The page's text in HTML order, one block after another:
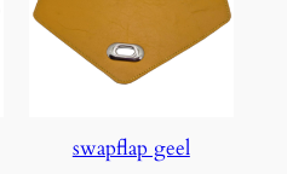
swapflap geel